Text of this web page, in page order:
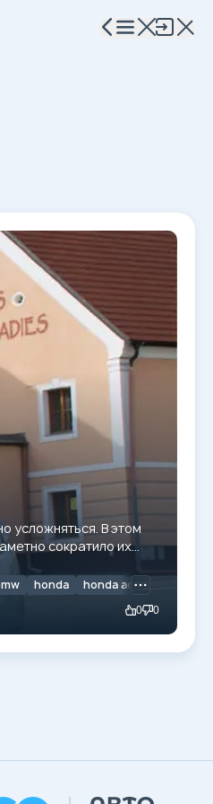
усложняться. В этом
сократило их
honda honda accord
0 0